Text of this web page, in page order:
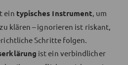
ein typisches Instrument , um
klären – ignorieren ist riskant,
Schritte folgen.
ist ein verbindlicher